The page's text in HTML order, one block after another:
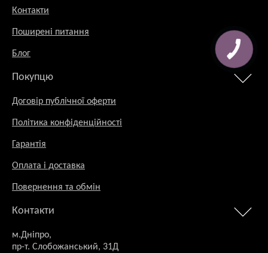
Контакти
Поширені питання
Блог
Покупцю
Договір публічної оферти
Політика конфіденційності
Гарантія
Оплата і доставка
Повернення та обмін
Контакти
м.Дніпро,
пр-т. Слобожанський, 31Д